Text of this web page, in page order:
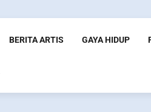
BERITA ARTIS GAYA HIDUP